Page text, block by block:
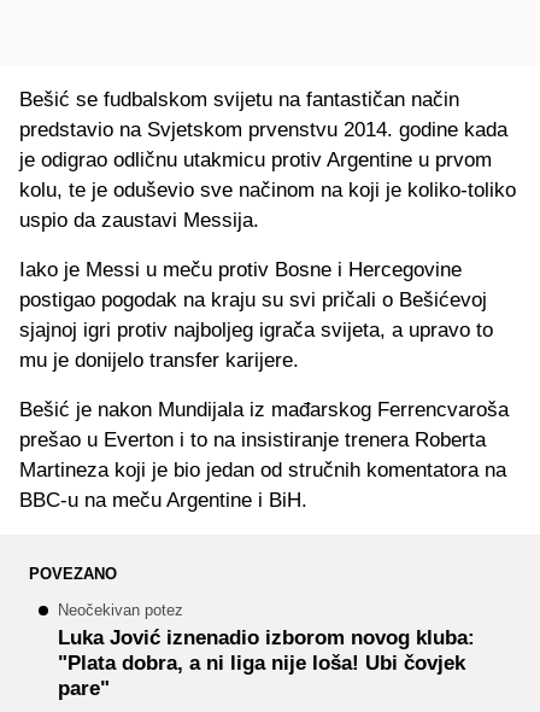
Bešić se fudbalskom svijetu na fantastičan način
predstavio na Svjetskom prvenstvu 2014. godine kada
je odigrao odličnu utakmicu protiv Argentine u prvom
kolu, te je oduševio sve načinom na koji je koliko-toliko
uspio da zaustavi Messija.
Iako je Messi u meču protiv Bosne i Hercegovine
postigao pogodak na kraju su svi pričali o Bešićevoj
sjajnoj igri protiv najboljeg igrača svijeta, a upravo to
mu je donijelo transfer karijere.
Bešić je nakon Mundijala iz mađarskog Ferrencvaroša
prešao u Everton i to na insistiranje trenera Roberta
Martineza koji je bio jedan od stručnih komentatora na
BBC-u na meču Argentine i BiH.
POVEZANO
Neočekivan potez
Luka Jović iznenadio izborom novog kluba:
"Plata dobra, a ni liga nije loša! Ubi čovjek
pare"